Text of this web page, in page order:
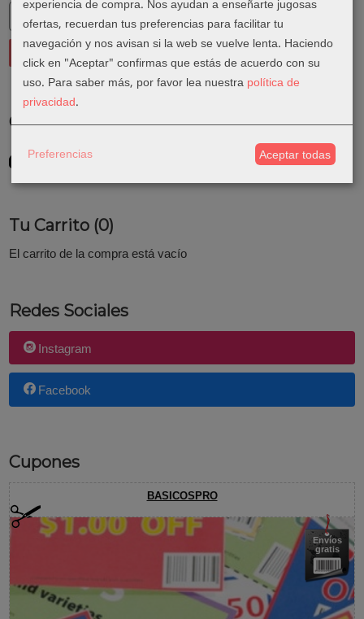
Costes de Envío
GRATIS *
Tu Carrito (0)
El carrito de la compra está vacío
Redes Sociales
Instagram
Facebook
Cupones
BASICOSPRO
Envíos
gratis
experiencia de compra. Nos ayudan a enseñarte jugosas
ofertas, recuerdan tus preferencias para facilitar tu
navegación y nos avisan si la web se vuelve lenta. Haciendo
click en "Aceptar" confirmas que estás de acuerdo con su
uso. Para saber más, por favor lea nuestra política de
privacidad.
Preferencias Aceptar todas